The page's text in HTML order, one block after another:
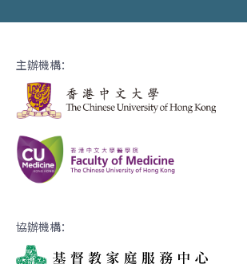
主辦機構：
協辦機構：